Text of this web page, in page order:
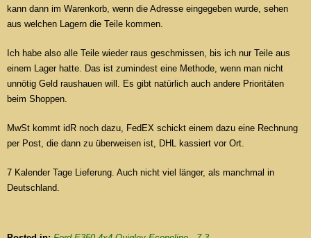
kann dann im Warenkorb, wenn die Adresse eingegeben wurde, sehen
aus welchen Lagern die Teile kommen.
Ich habe also alle Teile wieder raus geschmissen, bis ich nur Teile aus
einem Lager hatte. Das ist zumindest eine Methode, wenn man nicht
unnötig Geld raushauen will. Es gibt natürlich auch andere Prioritäten
beim Shoppen.
MwSt kommt idR noch dazu, FedEX schickt einem dazu eine Rechnung
per Post, die dann zu überweisen ist, DHL kassiert vor Ort.
7 Kalender Tage Lieferung. Auch nicht viel länger, als manchmal in
Deutschland.